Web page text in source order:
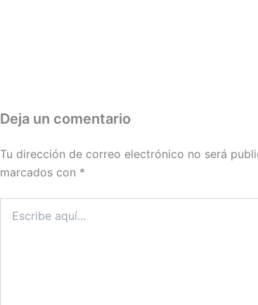
Deja un comentario
Tu dirección de correo electrónico no será
marcados con *
aquí...